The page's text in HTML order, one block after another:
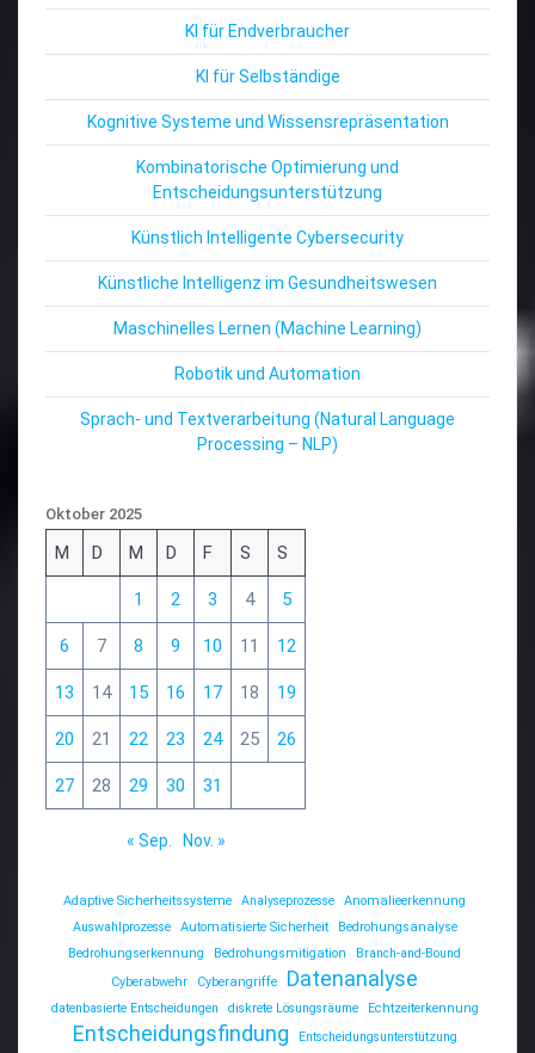
KI für Endverbraucher
KI für Selbständige
Kognitive Systeme und Wissensrepräsentation
Kombinatorische Optimierung und
Entscheidungsunterstützung
Künstlich Intelligente Cybersecurity
Künstliche Intelligenz im Gesundheitswesen
Maschinelles Lernen (Machine Learning)
Robotik und Automation
Sprach- und Textverarbeitung (Natural Language
Processing – NLP)
Oktober 2025
M D M D F S S
1 2 3 4 5
6 7 8 9 10 11 12
13 14 15 16 17 18 19
20 21 22 23 24 25 26
27 28 29 30 31
« Sep. Nov. »
Adaptive Sicherheitssysteme Analyseprozesse
Anomalieerkennung
Auswahlprozesse
Automatisierte Sicherheit
Bedrohungsanalyse
Bedrohungserkennung
Bedrohungsmitigation
Branch-and-Bound
Cyberabwehr
Cyberangriffe Datenanalyse
datenbasierte Entscheidungen diskrete Lösungsräume Echtzeiterkennung
Entscheidungsfindung
Entscheidungsunterstützung